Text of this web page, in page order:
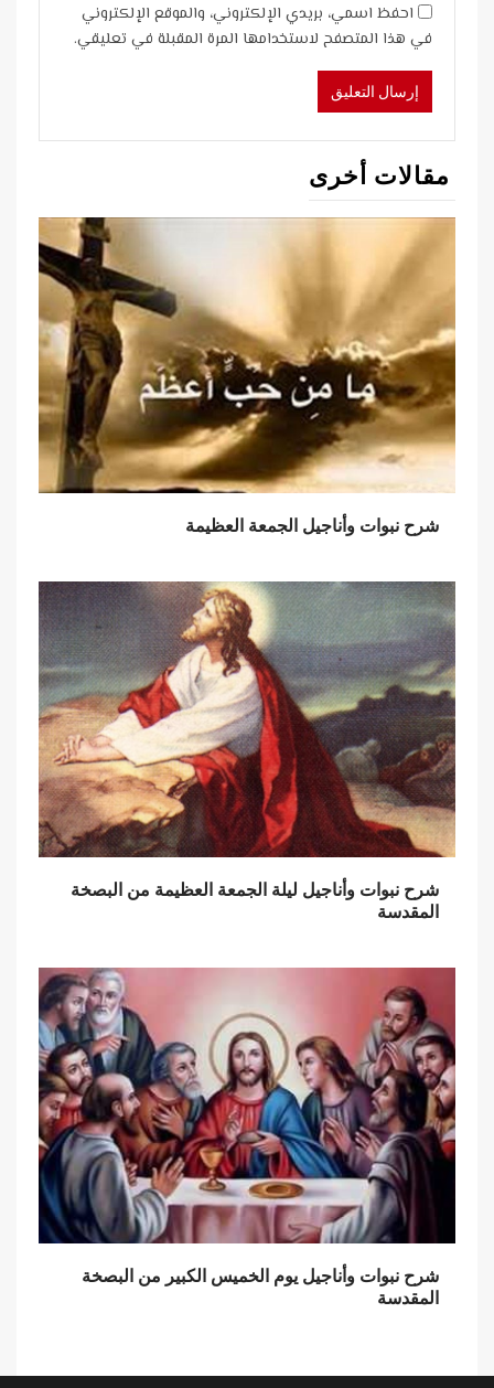
احفظ اسمي، بريدي الإلكتروني، والموقع الإلكتروني
في هذا المتصفح لاستخدامها المرة المقبلة في تعليقي.
مقالات أخرى
شرح نبوات وأناجيل الجمعة العظيمة
شرح نبوات وأناجيل ليلة الجمعة العظيمة من البصخة
المقدسة
شرح نبوات وأناجيل يوم الخميس الكبير من البصخة
المقدسة